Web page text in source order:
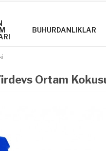
BUHURDANLIKLAR
Ortam